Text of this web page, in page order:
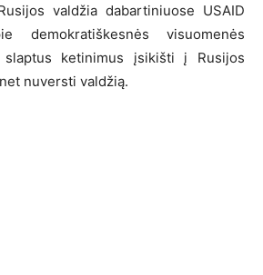
valdžia dabartiniuose USAID
demokratiškesnės visuomenės
ketinimus įsikišti į Rusijos
nuversti valdžią.